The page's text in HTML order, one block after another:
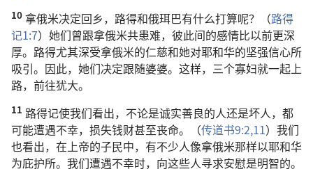
10 拿俄米决定回乡，路得和俄珥巴有什么打算呢？（路得
记1:7）她们曾跟拿俄米共患难，彼此间的感情比以前更深
厚。路得尤其深受拿俄米的仁慈和她对耶和华的坚强信心所
吸引。因此，她们决定跟随婆婆。这样，三个寡妇就一起上
路，前往犹大。
11 路得记使我们看出，不论是诚实善良的人还是坏人，都
可能遭遇不幸，损失钱财甚至丧命。（传道书9:2,11）我们
也看出，在上帝的子民中，有不少人像拿俄米那样以耶和华
为庇护所。我们遭遇不幸时，向这些人寻求安慰是明智的。